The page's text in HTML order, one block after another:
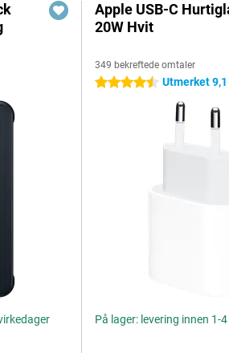
Apple USB-C
20W Hvit
349 bekreftede omtaler
4.5 stjerner Utmerket 9,1
På lager: levering innen 1-